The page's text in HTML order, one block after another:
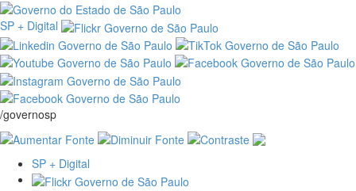
SP + Digital
/governosp
SP + Digital